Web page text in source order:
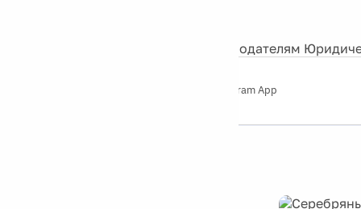
Рекламодателям
Telegram App